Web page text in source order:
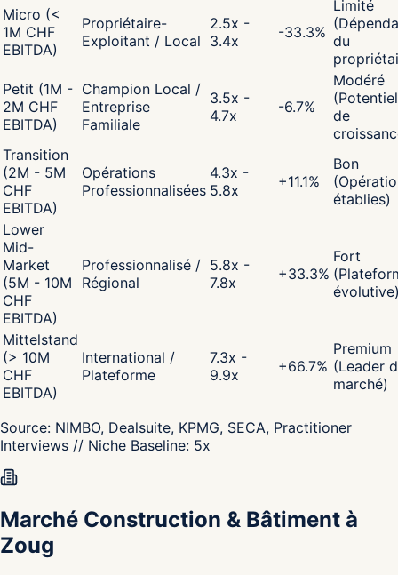
Micro (<
1M CHF
EBITDA)
Propriétaire-
Exploitant / Local
2.5x -
3.4x
-33.3%
Limité
du
Petit (1M -
2M CHF
EBITDA)
Champion Local /
Entreprise
Familiale
3.5x -
4.7x
-6.7%
Modéré
(Potentiel
de
Transition
(2M - 5M
CHF
EBITDA)
Opérations
Professionnalisées
4.3x -
5.8x
+11.1%
Bon
établies)
Lower
Mid-
Market
(5M - 10M
CHF
EBITDA)
Professionnalisé /
Régional
5.8x -
7.8x
+33.3%
Fort
Mittelstand
(> 10M
CHF
EBITDA)
International /
Plateforme
7.3x -
9.9x
+66.7%
Premium
(Leader
marché)
Source: NIMBO, Dealsuite, KPMG, SECA, Practitioner
Interviews // Niche Baseline: 5x
Marché Construction & Bâtiment à
Zoug